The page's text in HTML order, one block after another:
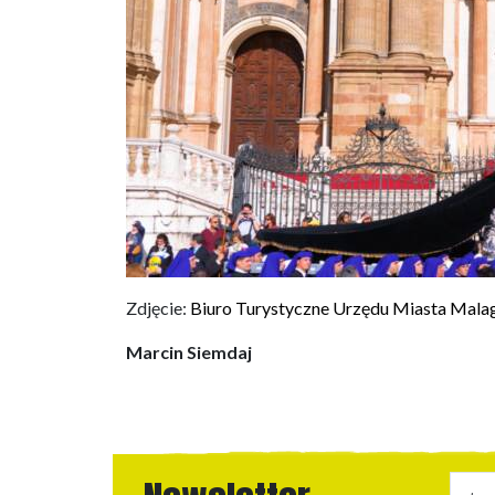
Zdjęcie: Biuro Turystyczne Urzędu Miasta
Marcin Siemdaj